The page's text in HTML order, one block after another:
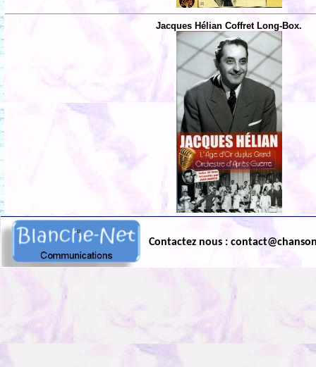
Jacques Hélian Coffret Long-Box.
Contactez nous :